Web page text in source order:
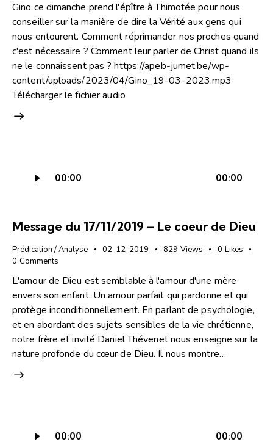
Gino ce dimanche prend l'épître à Thimotée pour nous
conseiller sur la manière de dire la Vérité aux gens qui
nous entourent. Comment réprimander nos proches quand
c'est nécessaire ? Comment leur parler de Christ quand ils
ne le connaissent pas ? https://apeb-jumet.be/wp-
content/uploads/2023/04/Gino_19-03-2023.mp3
Télécharger le fichier audio
audio
00:00 00:00
Message du 17/11/2019 – Le coeur de Dieu
Prédication / Analyse 02-12-2019 829 Views 0 Likes
0 Comments
L'amour de Dieu est semblable à l'amour d'une mère
envers son enfant. Un amour parfait qui pardonne et qui
protège inconditionnellement. En parlant de psychologie,
et en abordant des sujets sensibles de la vie chrétienne,
notre frère et invité Daniel Thévenet nous enseigne sur la
nature profonde du cœur de Dieu. Il nous montre…
audio
00:00 00:00